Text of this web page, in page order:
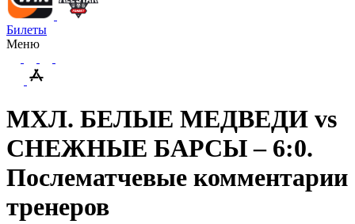
Билеты
Меню
МХЛ. БЕЛЫЕ МЕДВЕДИ vs
СНЕЖНЫЕ БАРСЫ – 6:0.
Послематчевые комментарии
тренеров